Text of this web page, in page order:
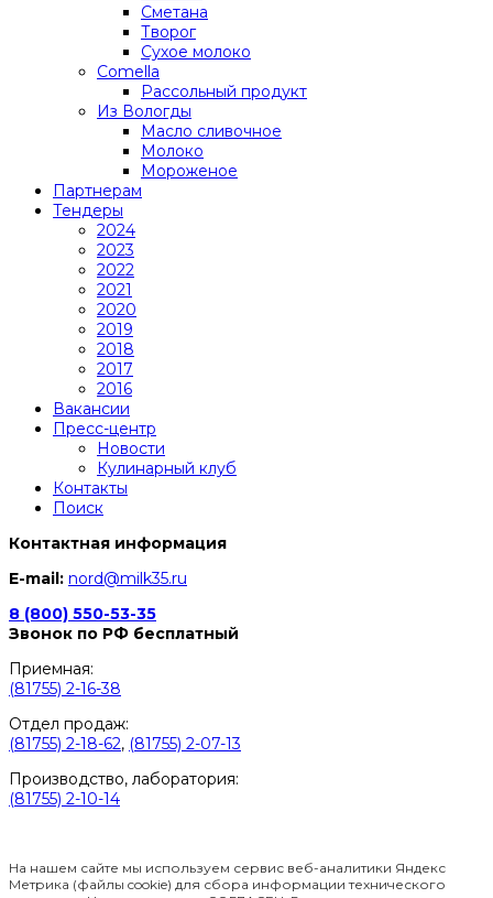
Сметана
Творог
Сухое молоко
Comеlla
Рассольный продукт
Из Вологды
Масло сливочное
Молоко
Мороженое
Партнерам
Тендеры
2024
2023
2022
2021
2020
2019
2018
2017
2016
Вакансии
Пресс-центр
Новости
Кулинарный клуб
Контакты
Поиск
Контактная информация
E-mail: nord@milk35.ru
8 (800) 550-53-35
Звонок по РФ бесплатный
Приемная:
(81755) 2-16-38
Отдел продаж:
(81755) 2-18-62, (81755) 2-07-13
Производство, лаборатория:
(81755) 2-10-14
На нашем сайте мы используем сервис веб-аналитики Яндекс
Метрика (файлы cookie) для сбора информации технического